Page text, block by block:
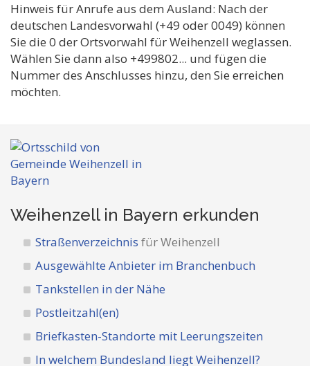
Hinweis für Anrufe aus dem Ausland: Nach der
deutschen Landesvorwahl (+49 oder 0049) können
Sie die 0 der Ortsvorwahl für Weihenzell weglassen.
Wählen Sie dann also +499802... und fügen die
Nummer des Anschlusses hinzu, den Sie erreichen
möchten.
Weihenzell in Bayern erkunden
Straßenverzeichnis für Weihenzell
Ausgewählte Anbieter im Branchenbuch
Tankstellen in der Nähe
Postleitzahl(en)
Briefkasten-Standorte mit Leerungszeiten
In welchem Bundesland liegt Weihenzell?